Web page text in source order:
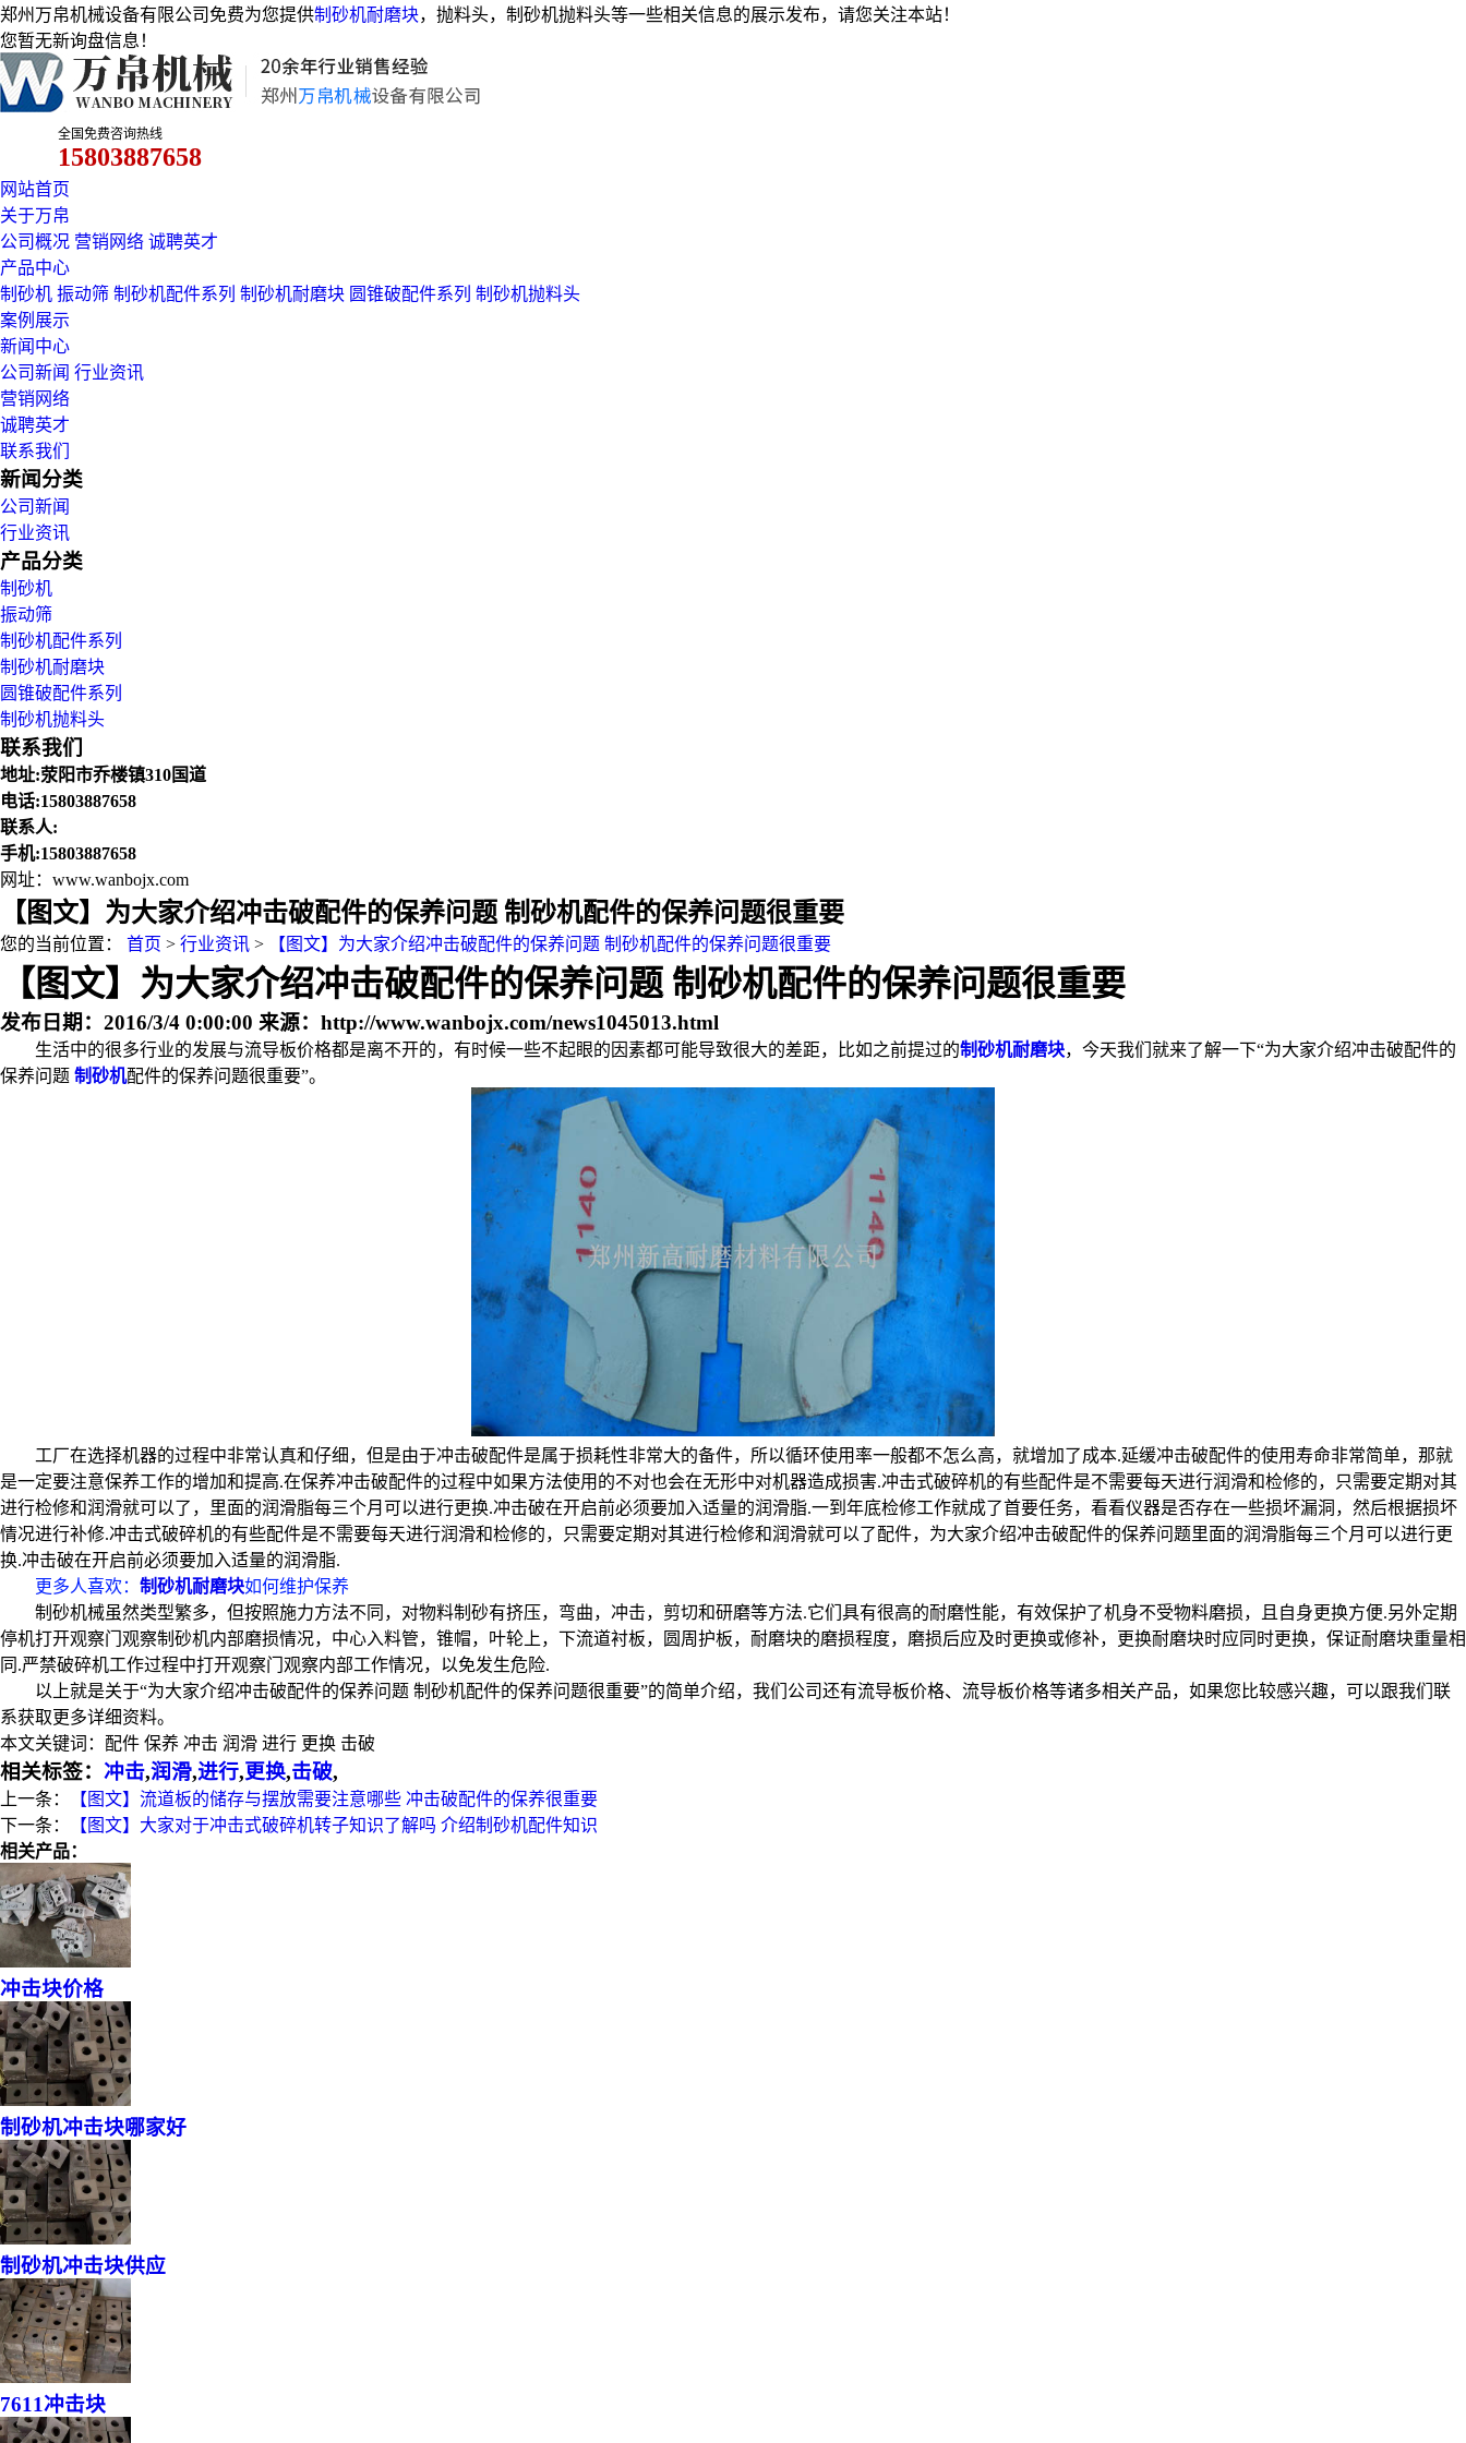
郑州万帛机械设备有限公司免费为您提供制砂机耐磨块，抛料头，制砂机抛料头等一些相关信息的展示发布，请您关注本站！
您暂无新询盘信息！
全国免费咨询热线
15803887658
网站首页
关于万帛
公司概况 营销网络 诚聘英才
产品中心
制砂机 振动筛 制砂机配件系列 制砂机耐磨块 圆锥破配件系列 制砂机抛料头
案例展示
新闻中心
公司新闻 行业资讯
营销网络
诚聘英才
联系我们
新闻分类
公司新闻
行业资讯
产品分类
制砂机
振动筛
制砂机配件系列
制砂机耐磨块
圆锥破配件系列
制砂机抛料头
联系我们
地址:荥阳市乔楼镇310国道
电话:15803887658
联系人:
手机:15803887658
网址：www.wanbojx.com
【图文】为大家介绍冲击破配件的保养问题 制砂机配件的保养问题很重要
您的当前位置： 首页 > 行业资讯 > 【图文】为大家介绍冲击破配件的保养问题 制砂机配件的保养问题很重要
【图文】为大家介绍冲击破配件的保养问题 制砂机配件的保养问题很重要
发布日期： 2016/3/4 0:00:00 来源： http://www.wanbojx.com/news1045013.html
生活中的很多行业的发展与流导板价格都是离不开的，有时候一些不起眼的因素都可能导致很大的差距，比如之前提过的制砂机耐磨块，今天我们就来了解一下“为大家介绍冲击破配件的
保养问题 制砂机配件的保养问题很重要”。
工厂在选择机器的过程中非常认真和仔细，但是由于冲击破配件是属于损耗性非常大的备件，所以循环使用率一般都不怎么高，就增加了成本.延缓冲击破配件的使用寿命非常简单，那就
是一定要注意保养工作的增加和提高.在保养冲击破配件的过程中如果方法使用的不对也会在无形中对机器造成损害.冲击式破碎机的有些配件是不需要每天进行润滑和检修的，只需要定期对其
进行检修和润滑就可以了，里面的润滑脂每三个月可以进行更换.冲击破在开启前必须要加入适量的润滑脂.一到年底检修工作就成了首要任务，看看仪器是否存在一些损坏漏洞，然后根据损坏
情况进行补修.冲击式破碎机的有些配件是不需要每天进行润滑和检修的，只需要定期对其进行检修和润滑就可以了配件，为大家介绍冲击破配件的保养问题里面的润滑脂每三个月可以进行更
换.冲击破在开启前必须要加入适量的润滑脂.
更多人喜欢： 制砂机耐磨块如何维护保养
制砂机械虽然类型繁多，但按照施力方法不同，对物料制砂有挤压，弯曲，冲击，剪切和研磨等方法.它们具有很高的耐磨性能，有效保护了机身不受物料磨损，且自身更换方便.另外定期
停机打开观察门观察制砂机内部磨损情况，中心入料管，锥帽，叶轮上，下流道衬板，圆周护板，耐磨块的磨损程度，磨损后应及时更换或修补，更换耐磨块时应同时更换，保证耐磨块重量相
同.严禁破碎机工作过程中打开观察门观察内部工作情况，以免发生危险.
以上就是关于“为大家介绍冲击破配件的保养问题 制砂机配件的保养问题很重要”的简单介绍，我们公司还有流导板价格、流导板价格等诸多相关产品，如果您比较感兴趣，可以跟我们联
系获取更多详细资料。
本文关键词： 配件 保养 冲击 润滑 进行 更换 击破
相关标签： 冲击,润滑,进行,更换,击破,
上一条：
【图文】流道板的储存与摆放需要注意哪些 冲击破配件的保养很重要
下一条：
【图文】大家对于冲击式破碎机转子知识了解吗 介绍制砂机配件知识
相关产品：
冲击块价格
制砂机冲击块哪家好
制砂机冲击块供应
7611冲击块